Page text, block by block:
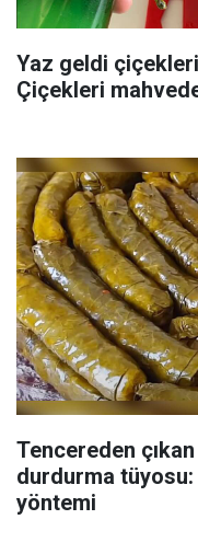
Yaz geldi
Çiçekleri
Tencereden çıkan
durdurma
yöntemi